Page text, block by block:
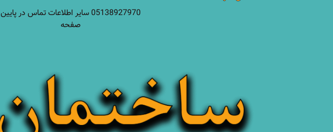
05138927970 سایر اطلاعات تماس در پایین
صفحه